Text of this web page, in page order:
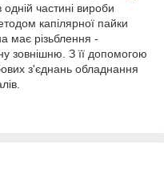
частині вироби
капілярної пайки
має різьблення -
зовнішню. З її допомогою
з'єднань обладнання